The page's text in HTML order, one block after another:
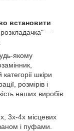
встановити
—
якому
шкіри
розмірів і
наших виробів
3х-4х місцевих
і пуфами.